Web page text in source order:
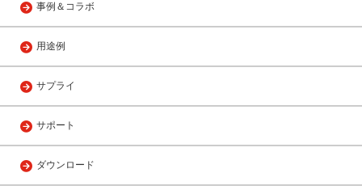
事例＆コラボ
用途例
サプライ
サポート
ダウンロード